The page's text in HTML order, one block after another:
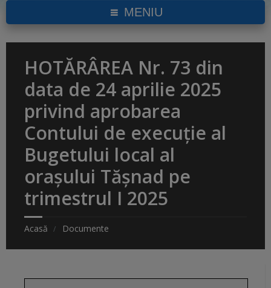
MENIU
HOTĂRÂREA Nr. 73 din
data de 24 aprilie 2025
privind aprobarea
Contului de execuție al
Bugetului local al
orașului Tășnad pe
trimestrul I 2025
Acasă Documente